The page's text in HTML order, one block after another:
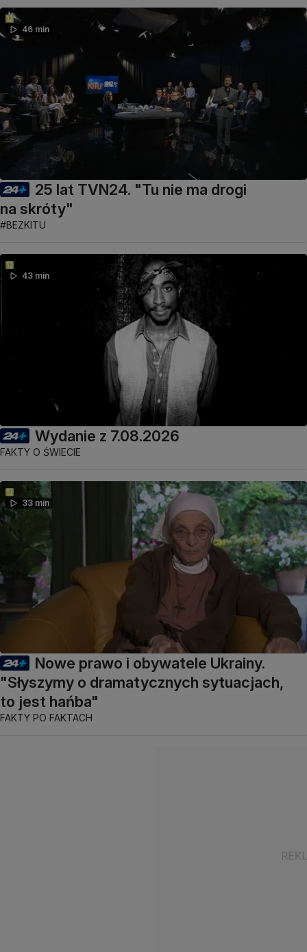
46 min
25 lat TVN24. "Tu nie ma drogi
na skróty"
#BEZKITU
43 min
Wydanie z 7.08.2026
FAKTY O ŚWIECIE
33 min
Nowe prawo i obywatele Ukrainy.
"Słyszymy o dramatycznych sytuacjach,
to jest hańba"
FAKTY PO FAKTACH